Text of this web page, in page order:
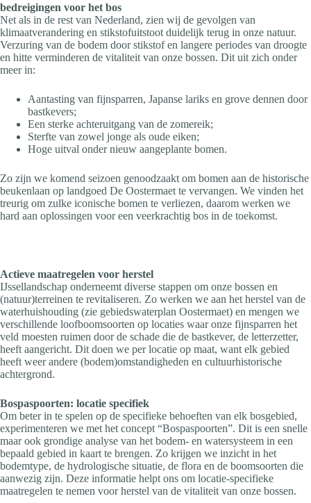
bedreigingen voor het bos
Net als in de rest van Nederland, zien wij de gevolgen van
klimaatverandering en stikstofuitstoot duidelijk terug in onze natuur.
Verzuring van de bodem door stikstof en langere periodes van droogte
en hitte verminderen de vitaliteit van onze bossen. Dit uit zich onder
meer in:
Aantasting van fijnsparren, Japanse lariks en grove dennen door
bastkevers;
Een sterke achteruitgang van de zomereik;
Sterfte van zowel jonge als oude eiken;
Hoge uitval onder nieuw aangeplante bomen.
Zo zijn we komend seizoen genoodzaakt om bomen aan de historische
beukenlaan op landgoed De Oostermaet te vervangen. We vinden het
treurig om zulke iconische bomen te verliezen, daarom werken we
hard aan oplossingen voor een veerkrachtig bos in de toekomst.
Actieve maatregelen voor herstel
IJssellandschap onderneemt diverse stappen om onze bossen en
(natuur)terreinen te revitaliseren. Zo werken we aan het herstel van de
waterhuishouding (zie gebiedswaterplan Oostermaet) en mengen we
verschillende loofboomsoorten op locaties waar onze fijnsparren het
veld moesten ruimen door de schade die de bastkever, de letterzetter,
heeft aangericht. Dit doen we per locatie op maat, want elk gebied
heeft weer andere (bodem)omstandigheden en cultuurhistorische
achtergrond.
Bospaspoorten: locatie specifiek
Om beter in te spelen op de specifieke behoeften van elk bosgebied,
experimenteren we met het concept “Bospaspoorten”. Dit is een snelle
maar ook grondige analyse van het bodem- en watersysteem in een
bepaald gebied in kaart te brengen. Zo krijgen we inzicht in het
bodemtype, de hydrologische situatie, de flora en de boomsoorten die
aanwezig zijn. Deze informatie helpt ons om locatie-specifieke
maatregelen te nemen voor herstel van de vitaliteit van onze bossen.